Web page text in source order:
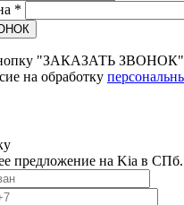
*
"ЗАКАЗАТЬ ЗВОНОК"
на обработку
предложение на Kia в СПб.